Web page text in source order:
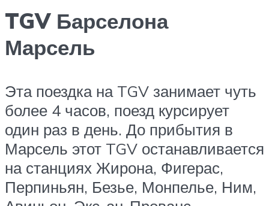
TGV Барселона
Марсель
Эта поездка на TGV занимает чуть
более 4 часов, поезд курсирует
один раз в день. До прибытия в
Марсель этот TGV останавливается
на станциях Жирона, Фигерас,
Перпиньян, Безье, Монпелье, Ним,